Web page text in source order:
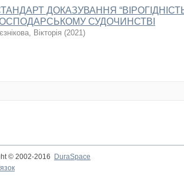
ДОКАЗУВАННЯ
СУДОЧИНСТВІ
Вікторія (2021)
© 2002-2016
DuraSpace